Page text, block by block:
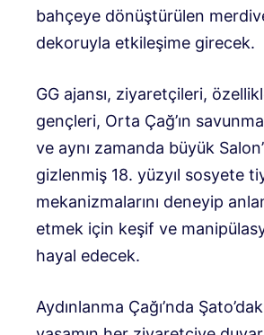
bahçeye dönüştürülen
dekoruyla etkileşime girecek.
GG ajansı, ziyaretçileri,
gençleri, Orta Çağ’ın
ve aynı zamanda büyük
gizlenmiş 18. yüzyıl sosyete
mekanizmalarını deneyip
etmek için keşif ve
hayal edecek.
Aydınlanma Çağı’nda